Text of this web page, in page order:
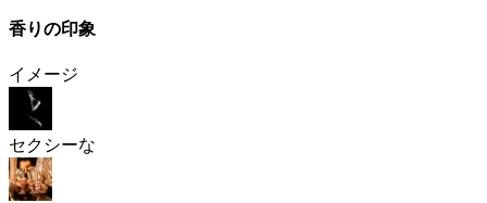
香りの印象
イメージ
セクシーな